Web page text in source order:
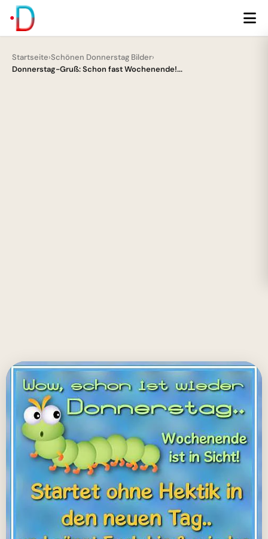
Startseite›Schönen Donnerstag Bilder›
Donnerstag-Gruß: Schon fast Wochenende!...